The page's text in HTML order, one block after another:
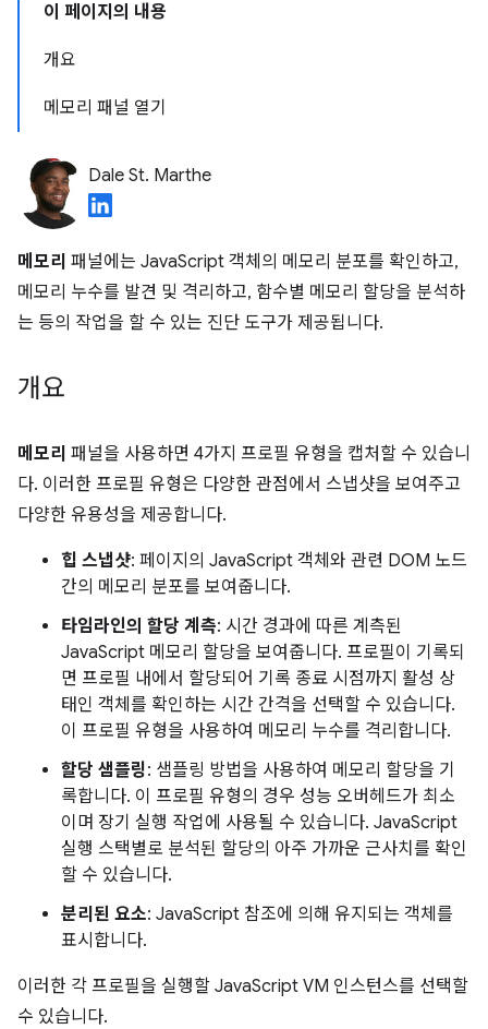
이 페이지의 내용
개요
메모리 패널 열기
Dale St. Marthe
메모리 패널에는 JavaScript 객체의 메모리 분포를 확인하고,
메모리 누수를 발견 및 격리하고, 함수별 메모리 할당을 분석하
는 등의 작업을 할 수 있는 진단 도구가 제공됩니다.
개요
메모리 패널을 사용하면 4가지 프로필 유형을 캡처할 수 있습니
다. 이러한 프로필 유형은 다양한 관점에서 스냅샷을 보여주고
다양한 유용성을 제공합니다.
힙 스냅샷: 페이지의 JavaScript 객체와 관련 DOM 노드
간의 메모리 분포를 보여줍니다.
타임라인의 할당 계측: 시간 경과에 따른 계측된
JavaScript 메모리 할당을 보여줍니다. 프로필이 기록되
면 프로필 내에서 할당되어 기록 종료 시점까지 활성 상
태인 객체를 확인하는 시간 간격을 선택할 수 있습니다.
이 프로필 유형을 사용하여 메모리 누수를 격리합니다.
할당 샘플링: 샘플링 방법을 사용하여 메모리 할당을 기
록합니다. 이 프로필 유형의 경우 성능 오버헤드가 최소
이며 장기 실행 작업에 사용될 수 있습니다. JavaScript
실행 스택별로 분석된 할당의 아주 가까운 근사치를 확인
할 수 있습니다.
분리된 요소: JavaScript 참조에 의해 유지되는 객체를
표시합니다.
이러한 각 프로필을 실행할 JavaScript VM 인스턴스를 선택할
수 있습니다.